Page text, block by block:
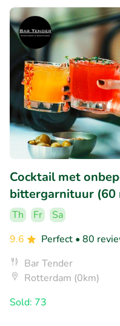
Cocktail met
bittergarnituur (60
Th Fr
Sa
9.6
Perfect • 80
Bar Tender
Rotterdam (0km)
Sold: 73